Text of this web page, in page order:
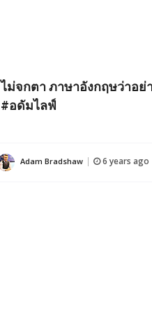
ไม่จกตา ภาษาอังกฤษว่าอย่า
#อดัมไลฟ์
Adam Bradshaw 6 years ago